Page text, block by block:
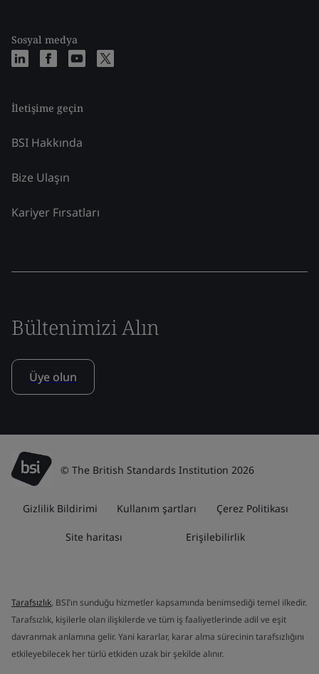
Sosyal medya
İletişime geçin
BSI Hakkında
Bize Ulaşın
Kariyer Fırsatları
Bültenimizi Alın
Üye olun
© The British Standards Institution 2026
Gizlilik Bildirimi Kullanım şartları Çerez Politikası
Site haritası Erişilebilirlik
Tarafsızlık, BSI’ın sunduğu hizmetler kapsamında benimsediği temel ilkedir.
Tarafsızlık, kişilerle olan ilişkilerde ve tüm iş faaliyetlerinde adil ve eşit
davranmak anlamına gelir. Yani kararlar, karar alma sürecinin tarafsızlığını
etkileyebilecek her türlü etkiden uzak bir şekilde alınır.